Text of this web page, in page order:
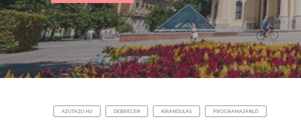
AZUTAZO.HU DEBRECEN KIRÁNDULÁS PROGRAMAJÁNLÓ